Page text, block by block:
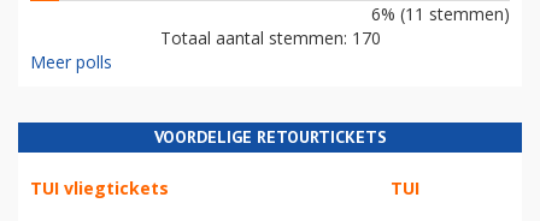
6% (11 stemmen)
Totaal aantal stemmen: 170
Meer polls
VOORDELIGE RETOURTICKETS
TUI vliegtickets TUI